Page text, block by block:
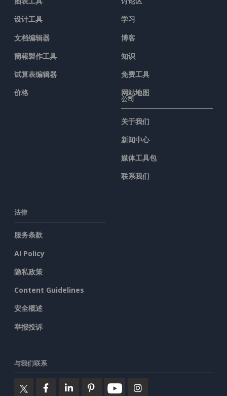
设计工具
文档编辑器
簡報製作工具
试算表编辑器
价格
学习
博客
知识
免费工具
网站地图
公司
关于我们
新闻中心
媒体工具包
联系我们
法律
服务条款
AI Policy
隐私政策
Content Guidelines
安全概述
举报投诉
与我们联系